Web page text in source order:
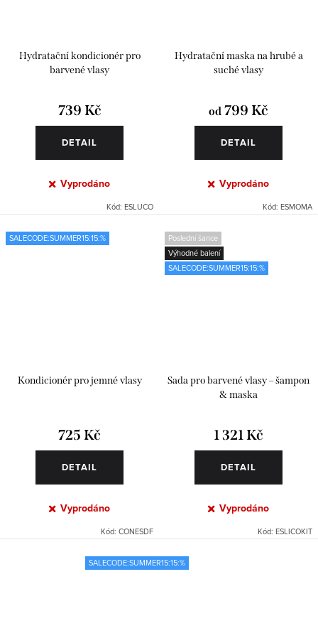
Hydratační kondicionér pro
barvené vlasy
739 Kč
DETAIL
Vyprodáno
Kód: ESLUCO
Hydratační maska na hrubé a
suché vlasy
od 799 Kč
DETAIL
Vyprodáno
Kód: ESMOMA
SALECODE:SUMMER15:15:%
Kondicionér pro jemné vlasy
725 Kč
DETAIL
Vyprodáno
Kód: CONESDF
Poslední šance
Výhodné balení
SALECODE:SUMMER15:15:%
Sada pro barvené vlasy – šampon
& maska
1 321 Kč
DETAIL
Vyprodáno
Kód: ESLICOKIT
SALECODE:SUMMER15:15:%